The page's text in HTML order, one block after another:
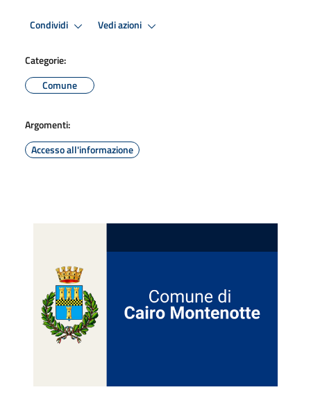
Condividi Vedi azioni
Categorie:
Comune
Argomenti:
Accesso all'informazione